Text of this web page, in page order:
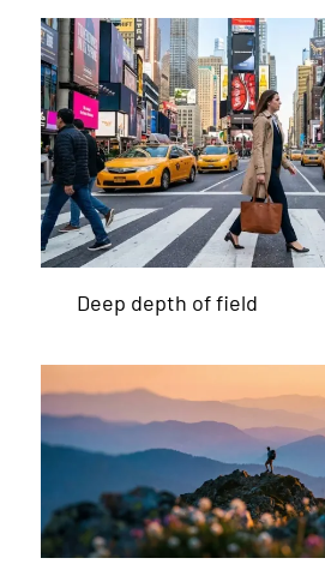
Deep depth of field